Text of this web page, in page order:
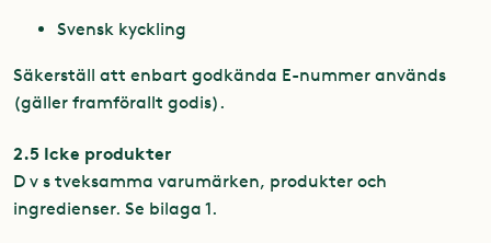
Svensk kyckling
Säkerställ att enbart godkända E-nummer används
(gäller framförallt godis).
2.5 Icke produkter
D v s tveksamma varumärken, produkter och
ingredienser. Se bilaga 1.